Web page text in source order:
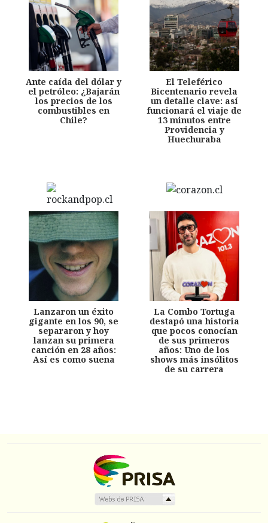
Ante caída del dólar y
el petróleo: ¿Bajarán
los precios de los
combustibles en
Chile?
El Teleférico
Bicentenario revela
un detalle clave: así
funcionará el viaje de
13 minutos entre
Providencia y
Huechuraba
Lanzaron un éxito
gigante en los 90, se
separaron y hoy
lanzan su primera
canción en 28 años:
Así es como suena
La Combo Tortuga
destapó una historia
que pocos conocían
de sus primeros
años: Uno de los
shows más insólitos
de su carrera